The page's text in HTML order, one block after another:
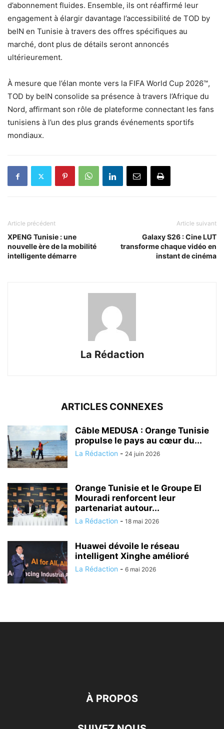
d’abonnement fluides. Ensemble, ils ont réaffirmé leur
engagement à élargir davantage l’accessibilité de TOD by
beIN en Tunisie à travers des offres spécifiques au
marché, dont plus de détails seront annoncés
ultérieurement.
À mesure que l’élan monte vers la FIFA World Cup 2026™,
TOD by beIN consolide sa présence à travers l’Afrique du
Nord, affirmant son rôle de plateforme connectant les fans
tunisiens à l’un des plus grands événements sportifs
mondiaux.
Article précédent
XPENG Tunisie : une
nouvelle ère de la mobilité
intelligente démarre
Article suivant
Galaxy S26 : Cine LUT
transforme chaque vidéo en
instant de cinéma
La Rédaction
ARTICLES CONNEXES
Câble MEDUSA : Orange Tunisie
propulse le pays au cœur du...
La Rédaction - 24 juin 2026
Orange Tunisie et le Groupe El
Mouradi renforcent leur
partenariat autour...
La Rédaction - 18 mai 2026
Huawei dévoile le réseau
intelligent Xinghe amélioré
La Rédaction - 6 mai 2026
À PROPOS